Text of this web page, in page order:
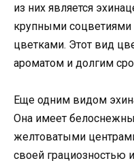
из них является
крупными
цветками. Этот вид
ароматом и долгим
Еще одним видом
Она имеет
желтоватыми
своей грациозностью